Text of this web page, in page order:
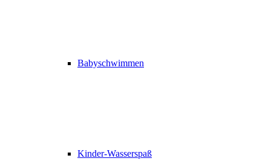
Babyschwimmen
Kinder-Wasserspaß